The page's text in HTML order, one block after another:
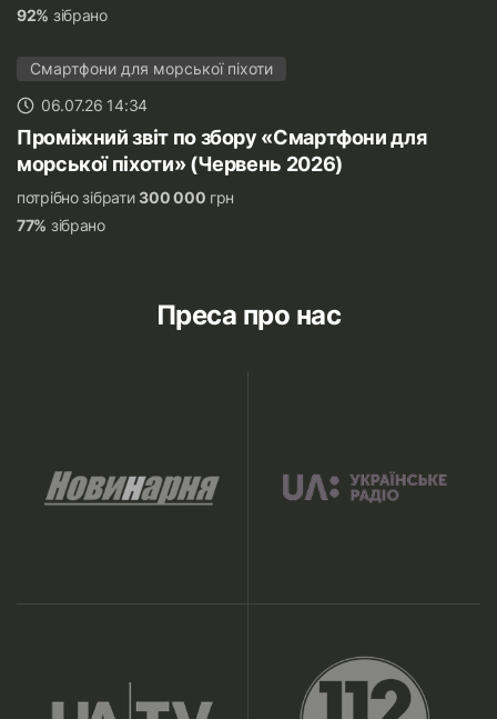
92% зібрано
Смартфони для морської піхоти
06.07.26 14:34
Проміжний звіт по збору «Смартфони для
морської піхоти» (Червень 2026)
потрібно зібрати300 000 грн
77% зібрано
Преса про нас